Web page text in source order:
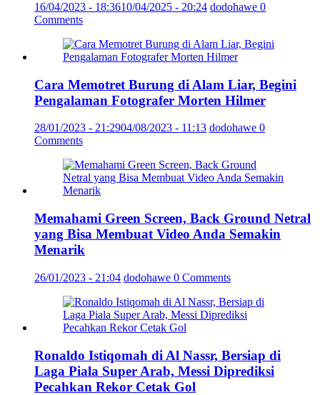
16/04/2023 - 18:3610/04/2025 - 20:24 dodohawe 0
Comments
Cara Memotret Burung di Alam Liar, Begini
Pengalaman Fotografer Morten Hilmer
28/01/2023 - 21:2904/08/2023 - 11:13 dodohawe 0
Comments
Memahami Green Screen, Back Ground Netral
yang Bisa Membuat Video Anda Semakin
Menarik
26/01/2023 - 21:04 dodohawe 0 Comments
Ronaldo Istiqomah di Al Nassr, Bersiap di
Laga Piala Super Arab, Messi Diprediksi
Pecahkan Rekor Cetak Gol